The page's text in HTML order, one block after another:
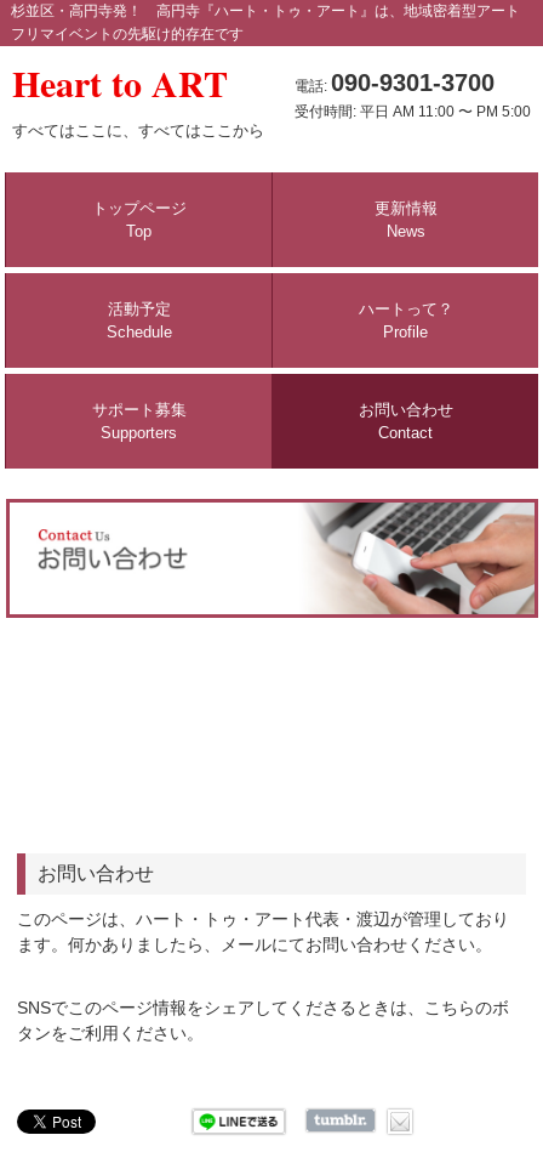
杉並区・高円寺発！ 高円寺『ハート・トゥ・アート』は、地域密着型アート
フリマイベントの先駆け的存在です
Heart to ART
すべてはここに、すべてはここから
電話: 090-9301-3700
受付時間: 平日 AM 11:00 〜 PM 5:00
トップページ
Top
更新情報
News
活動予定
Schedule
ハートって？
Profile
サポート募集
Supporters
お問い合わせ
Contact
お問い合わせ
このページは、ハート・トゥ・アート代表・渡辺が管理しており
ます。何かありましたら、メールにてお問い合わせください。
SNSでこのページ情報をシェアしてくださるときは、こちらのボ
タンをご利用ください。